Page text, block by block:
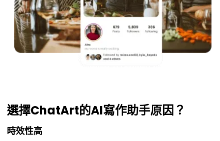
選擇ChatArt的AI寫作助手原因？
時效性高